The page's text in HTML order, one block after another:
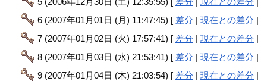
6 (2007年01月01日 (月) 11:47:45) [ 差分 |現在との差分 |
7 (2007年01月02日 (火) 17:57:41) [ 差分 |現在との差分 |
8 (2007年01月03日 (水) 21:53:41) [ 差分 |現在との差分 |
9 (2007年01月04日 (木) 21:03:54) [ 差分 |現在との差分 |